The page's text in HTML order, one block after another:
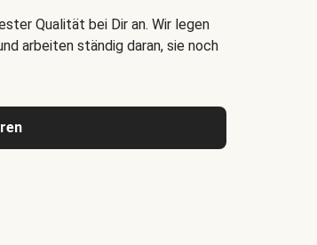
Qualität bei Dir an. Wir legen
arbeiten ständig daran, sie noch